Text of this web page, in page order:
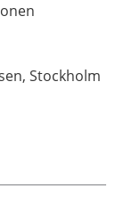
Stockholm